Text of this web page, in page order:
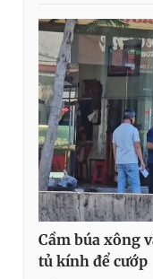
Cầm búa xông
tủ kính để cướp